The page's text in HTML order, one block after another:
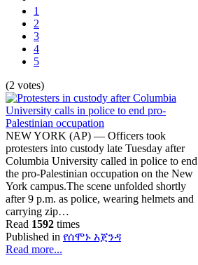
1
2
3
4
5
(2 votes)
NEW YORK (AP) — Officers took
protesters into custody late Tuesday after
Columbia University called in police to end
the pro-Palestinian occupation on the New
York campus.The scene unfolded shortly
after 9 p.m. as police, wearing helmets and
carrying zip…
Read 1592 times
Published in የሰሞኑ አጀንዳ
Read more...